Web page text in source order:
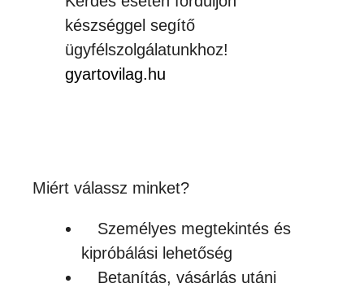
készséggel segítő
ügyfélszolgálatunkhoz!
gyartovilag.hu
Miért válassz minket?
Személyes megtekintés és
kipróbálási lehetőség
Betanítás, vásárlás utáni